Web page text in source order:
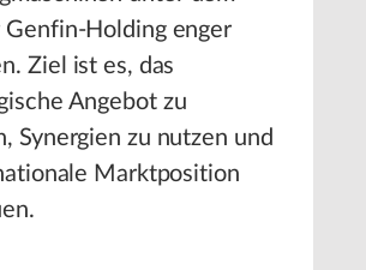
Genfin-Holding enger
Ziel ist es, das
Angebot zu
Synergien zu nutzen und
Marktposition